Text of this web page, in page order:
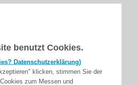
benutzt Cookies.
Datenschutzerklärung)
klicken, stimmen Sie der
zum Messen und